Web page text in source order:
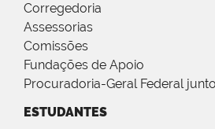
Corregedoria
Assessorias
Comissões
Fundações de Apoio
Procuradoria-Geral Federal
ESTUDANTES